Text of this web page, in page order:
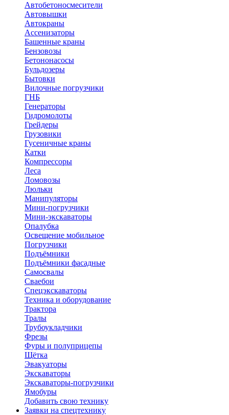
Автобетоносмесители
Автовышки
Автокраны
Ассенизаторы
Башенные краны
Бензовозы
Бетононасосы
Бульдозеры
Бытовки
Вилочные погрузчики
ГНБ
Генераторы
Гидромолоты
Грейдеры
Грузовики
Гусеничные краны
Катки
Компрессоры
Леса
Ломовозы
Люльки
Манипуляторы
Мини-погрузчики
Мини-экскаваторы
Опалубка
Освещение мобильное
Погрузчики
Подъёмники
Подъёмники фасадные
Самосвалы
Сваебои
Спецэкскаваторы
Техника и оборудование
Трактора
Тралы
Трубоукладчики
Фрезы
Фуры и полуприцепы
Щётка
Эвакуаторы
Экскаваторы
Экскаваторы-погрузчики
Ямобуры
Добавить свою технику
Заявки на спецтехнику